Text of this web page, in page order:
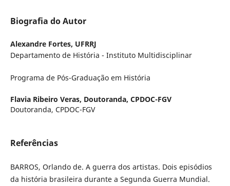
Biografia do Autor
Alexandre Fortes, UFRRJ
Departamento de História - Instituto Multidisciplinar
Programa de Pós-Graduação em História
Flavia Ribeiro Veras, Doutoranda, CPDOC-FGV
Doutoranda, CPDOC-FGV
Referências
BARROS, Orlando de. A guerra dos artistas. Dois episódios
da história brasileira durante a Segunda Guerra Mundial.